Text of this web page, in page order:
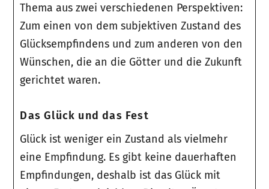
Thema aus zwei verschiedenen Perspektiven:
Zum einen von dem subjektiven Zustand des
Glücksempfindens und zum anderen von den
Wünschen, die an die Götter und die Zukunft
gerichtet waren.
Das Glück und das Fest
Glück ist weniger ein Zustand als vielmehr
eine Empfindung. Es gibt keine dauerhaften
Empfindungen, deshalb ist das Glück mit